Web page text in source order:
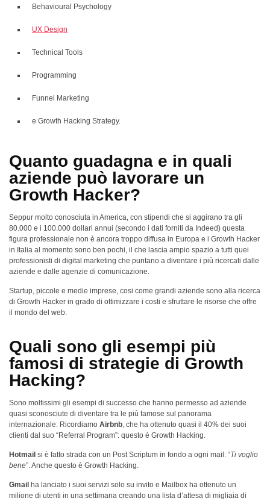
Behavioural Psychology
UX Design
Technical Tools
Programming
Funnel Marketing
e Growth Hacking Strategy.
Quanto guadagna e in quali
aziende può lavorare un
Growth Hacker?
Seppur molto conosciuta in America, con stipendi che si aggirano tra gli
80.000 e i 100.000 dollari annui (secondo i dati forniti da Indeed) questa
figura professionale non è ancora troppo diffusa in Europa e i Growth Hacker
in Italia al momento sono ben pochi, il che lascia ampio spazio a tutti quei
professionisti di digital marketing che puntano a diventare i più ricercati dalle
aziende e dalle agenzie di comunicazione.
Startup, piccole e medie imprese, cosi come grandi aziende sono alla ricerca
di Growth Hacker in grado di ottimizzare i costi e sfruttare le risorse che offre
il mondo del web.
Quali sono gli esempi più
famosi di strategie di Growth
Hacking?
Sono moltissimi gli esempi di successo che hanno permesso ad aziende
quasi sconosciute di diventare tra le più famose sul panorama
internazionale. Ricordiamo Airbnb, che ha ottenuto quasi il 40% dei suoi
clienti dal suo “Referral Program”: questo è Growth Hacking.
Hotmail si è fatto strada con un Post Scriptum in fondo a ogni mail: “Ti voglio
bene”. Anche questo è Growth Hacking.
Gmail ha lanciato i suoi servizi solo su invito e Mailbox ha ottenuto un
milione di utenti in una settimana creando una lista d’attesa di migliaia di